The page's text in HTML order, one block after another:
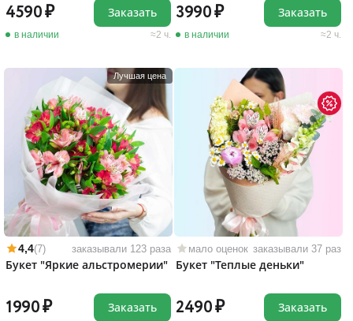
4590
в наличии 2 ч.
Заказать 3990
в наличии 2 ч.
Заказать
Лучшая цена
4,4(7) заказывали 123 раза
Букет "Яркие альстромерии"
1990 Заказать
мало оценок заказывали 37 раз
Букет "Теплые деньки"
2490 Заказать